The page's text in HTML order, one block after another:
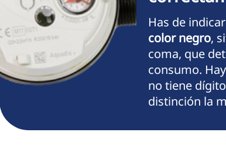
Has de
color negro,
coma, que
consumo.
no tiene
distinción la